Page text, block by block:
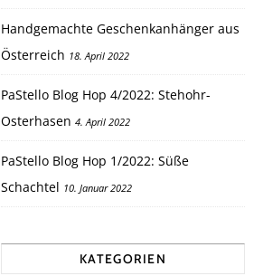
Handgemachte Geschenkanhänger aus
Österreich 18. April 2022
PaStello Blog Hop 4/2022: Stehohr-
Osterhasen 4. April 2022
PaStello Blog Hop 1/2022: Süße
Schachtel 10. Januar 2022
KATEGORIEN